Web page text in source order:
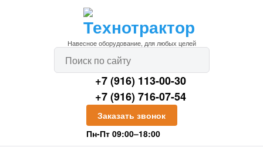
Навесное оборудование, для любых целей
+7 (916) 113-00-30
+7 (916) 716-07-54
Заказать звонок
Пн-Пт 09:00–18:00